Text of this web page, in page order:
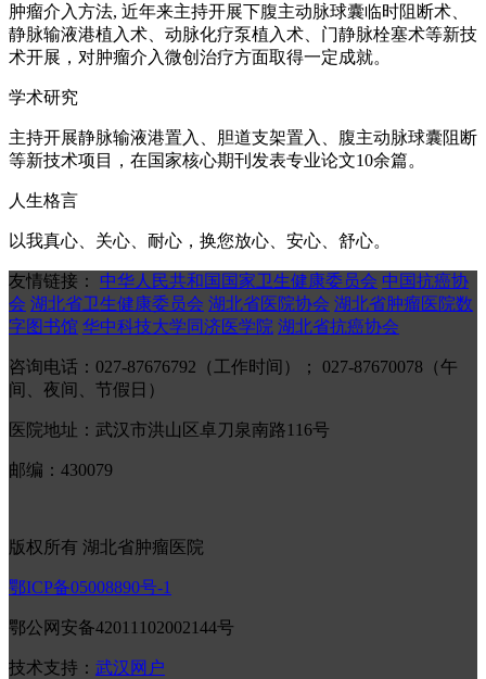
肿瘤介入方法, 近年来主持开展下腹主动脉球囊临时阻断术、
静脉输液港植入术、动脉化疗泵植入术、门静脉栓塞术等新技
术开展，对肿瘤介入微创治疗方面取得一定成就。
学术研究
主持开展静脉输液港置入、胆道支架置入、腹主动脉球囊阻断
等新技术项目，在国家核心期刊发表专业论文10余篇。
人生格言
以我真心、关心、耐心，换您放心、安心、舒心。
友情链接： 中华人民共和国国家卫生健康委员会 中国抗癌协
会 湖北省卫生健康委员会 湖北省医院协会 湖北省肿瘤医院数
字图书馆 华中科技大学同济医学院 湖北省抗癌协会
咨询电话：027-87676792（工作时间）； 027-87670078（午
间、夜间、节假日）
医院地址：武汉市洪山区卓刀泉南路116号
邮编：430079
版权所有 湖北省肿瘤医院
鄂ICP备05008890号-1
鄂公网安备42011102002144号
技术支持： 武汉网户